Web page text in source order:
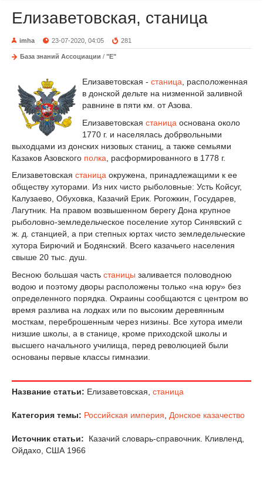
Елизаветовская, станица
imha 23-07-2020, 04:05 281
База знаний Ассоциации / "Е"
Елизаветовская - станица , расположенная
в донской дельте на низменной заливной
равнине в пяти км. от Азова.
Елизаветовская станица основана около
1770 г. и населялась добрвольными
выходцами из донских низовых станиц, а также семьями
Казаков Азовского полка , расформированного в 1778 г.
Елизаветовская станица окружена, принадлежащими к ее
обществу хуторами. Из них чисто рыболовные: Усть Койсуг,
Калузаево, Обуховка, Казачий Ерик. Рогожкин, Государев,
Лагутник. На правом возвышенном берегу Дона крупное
рыболовно-земледельческое поселение хутор Синявский с
ж. д. станцией, а при степных юртах чисто земледельческие
хутора Бирючий и Бодянский. Всего казачьего населения
свыше 20 тыс. душ.
Весною большая часть станицы заливается половодною
водою и поэтому дворы расположены только «на юру» без
определенного порядка. Окраины сообщаются с центром во
время разлива на лодках или по высоким деревянным
мосткам, переброшенным через низины. Все хутора имели
низшие школы, а в станице, кроме приходской школы и
высшего начального училища, перед революцией были
основаны первые классы гимназии.
Название статьи: Елизаветовская, станица
Категория темы: Российская империя Донское казачество
Источник статьи:
Казачий словарь-справочник. Кливленд,
Ойдахо, США 1966